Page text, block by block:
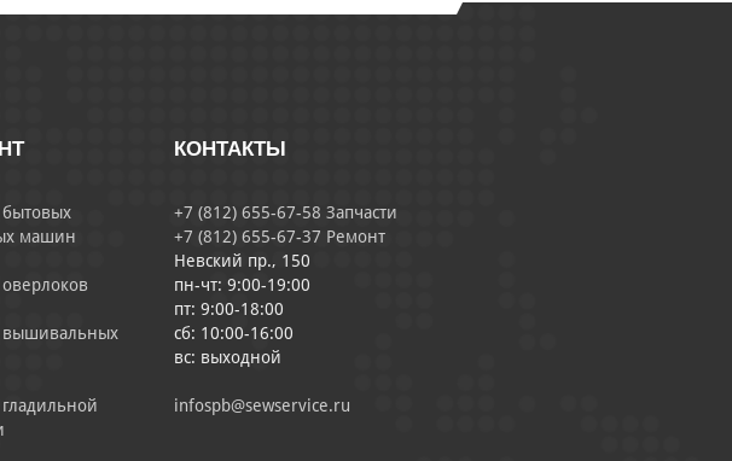
машин
вышивальных
КОНТАКТЫ
+7 (812) 655-67-58 Запчасти
+7 (812) 655-67-37 Ремонт
Невский пр., 150
пн-чт: 9:00-19:00
пт: 9:00-18:00
сб: 10:00-16:00
вс: выходной
infospb@sewservice.ru